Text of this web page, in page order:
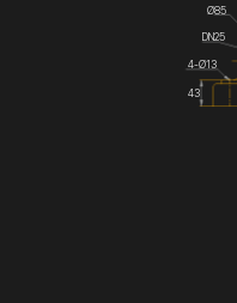
DN25
Ø85
4-Ø13
43